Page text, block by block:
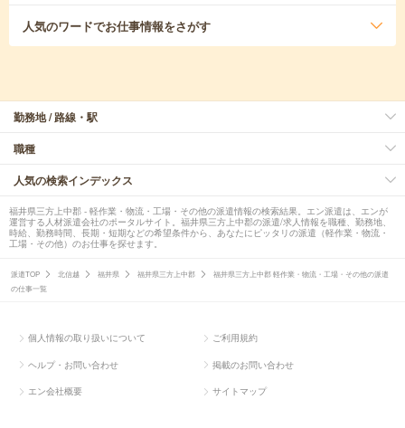
人気のワードでお仕事情報をさがす
勤務地 / 路線・駅
職種
人気の検索インデックス
福井県三方上中郡 - 軽作業・物流・工場・その他の派遣情報の検索結果。エン派遣は、エンが
運営する人材派遣会社のポータルサイト。福井県三方上中郡の派遣/求人情報を職種、勤務地、
時給、勤務時間、長期・短期などの希望条件から、あなたにピッタリの派遣（軽作業・物流・
工場・その他）のお仕事を探せます。
派遣TOP 北信越 福井県 福井県三方上中郡
福井県三方上中郡 軽作業・物流・工場・その他の派遣
の仕事一覧
個人情報の取り扱いについて ご利用規約
ヘルプ・お問い合わせ 掲載のお問い合わせ
エン会社概要 サイトマップ